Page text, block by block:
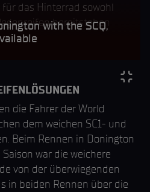
das Hinterrad sowohl
bereitstehen
with the SCQ,
die Fahrer der World
dem weichen SC1- und
Beim Rennen in Donington
war die weichere
von der überwiegenden
in beiden Rennen über die